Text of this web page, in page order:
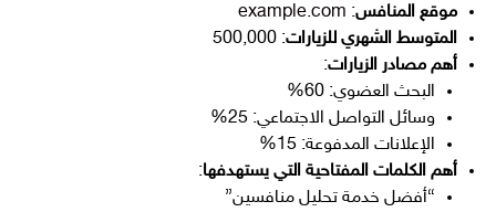
موقع المنافس:
example.com
المتوسط الشهري للزيارات: 500,000
أهم مصادر الزيارات:
البحث العضوي: 60%
وسائل التواصل الاجتماعي: 25%
الإعلانات المدفوعة: 15%
أهم الكلمات المفتاحية التي يستهدفها:
“أفضل خدمة تحليل منافسين”